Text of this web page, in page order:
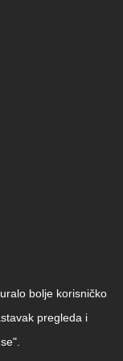
bolje korisničko
pregleda i